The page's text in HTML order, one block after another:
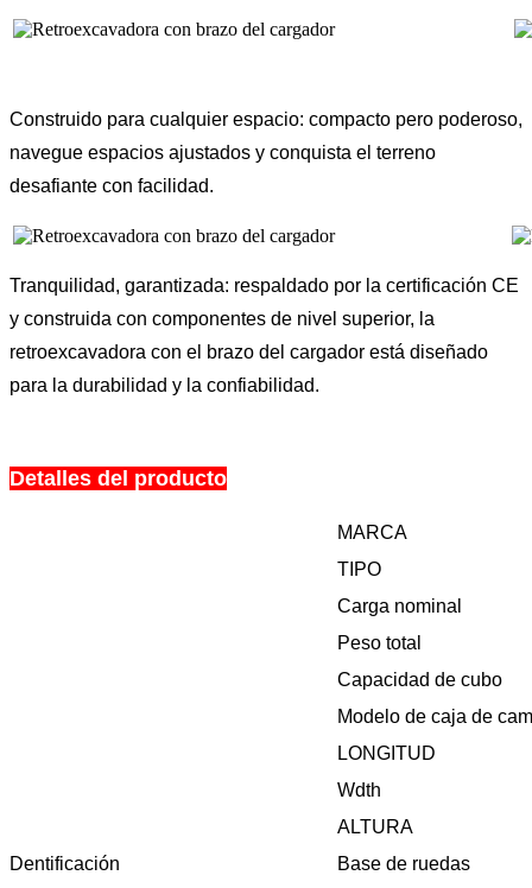
Construido para cualquier espacio: compacto pero poderoso,
navegue espacios ajustados y conquista el terreno
desafiante con facilidad.
Tranquilidad, garantizada: respaldado por la certificación CE
y construida con componentes de nivel superior, la
retroexcavadora con el brazo del cargador está diseñado
para la durabilidad y la confiabilidad.
Detalles del producto
Dentificación
MARCA
TIPO
Carga nominal
Peso total
Capacidad de cubo
Modelo de caja de
LONGITUD
Wdth
ALTURA
Base de ruedas